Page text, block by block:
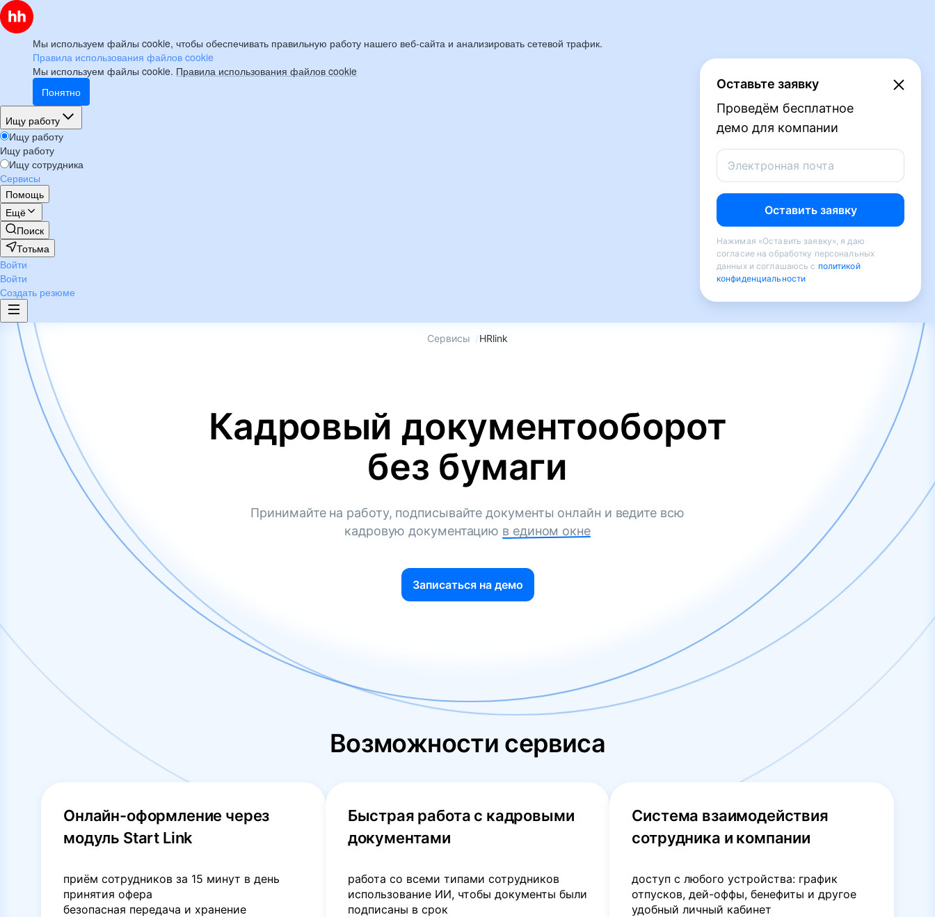
Мы используем файлы cookie, чтобы обеспечивать правильную работу нашего веб-сайта и анализировать сетевой трафик.
Правила использования файлов cookie
Мы используем файлы cookie. Правила использования файлов cookie
Понятно
Ищу работу
Ищу работу
Ищу работу
Ищу сотрудника
Сервисы
Помощь
Ещё
Поиск
Тотьма
Войти
Войти
Создать резюме
Сервисы /HRlink
Кадровый документооборот
без бумаги
Принимайте на работу, подписывайте документы онлайн и ведите всю
кадровую документацию в едином окне
Записаться на демо
Возможности сервиса
Онлайн-оформление через
модуль Start Link
приём сотрудников за 15 минут в день
принятия офера
безопасная передача и хранение
Быстрая работа с кадровыми
документами
работа со всеми типами сотрудников
использование ИИ, чтобы документы были
подписаны в срок
Система взаимодействия
сотрудника и компании
доступ с любого устройства: график
отпусков, дей-оффы, бенефиты и другое
удобный личный кабинет
Оставьте заявку
Проведём бесплатное
демо для компании
Электронная почта
Оставить заявку
Нажимая «Оставить заявку», я даю
согласие на обработку персональных
данных и соглашаюсь с политикой
конфиденциальности